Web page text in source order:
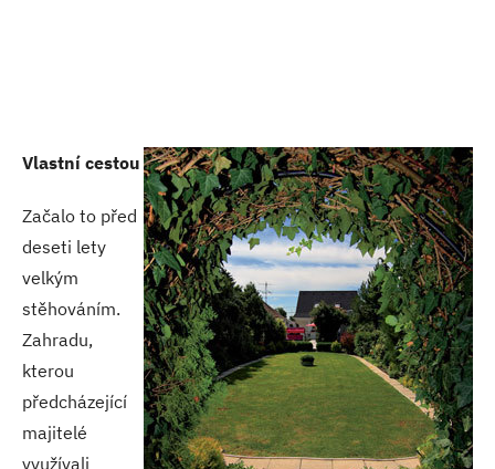
Vlastní cestou
Začalo to před
deseti lety
velkým
stěhováním.
Zahradu,
kterou
předcházející
majitelé
využívali